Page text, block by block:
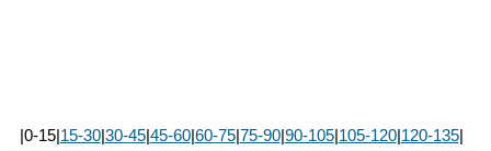
|0-15| 15-30| 30-45| 45-60| 60-75| 75-90| 90-105| 105-120| 120-135|